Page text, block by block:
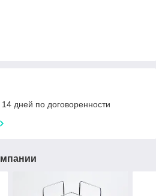
дней по договоренности